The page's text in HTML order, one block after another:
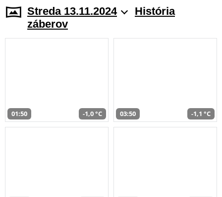
Streda 13.11.2024
História
záberov
01:50 -1,0 °C 03:50 -1,1 °C